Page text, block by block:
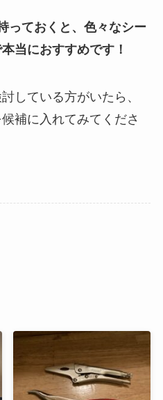
っておくと、色々なシー
当におすすめです！
している方がいたら、
補に入れてみてくださ